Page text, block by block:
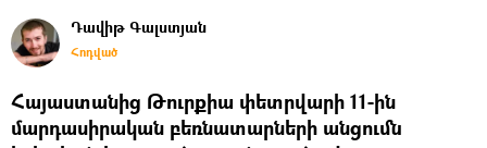
Դավիթ Գալստյան
Հոդված
Հայաստանից Թուրքիա փետրվարի 11-ին
մարդասիրական բեռնատարների անցումն